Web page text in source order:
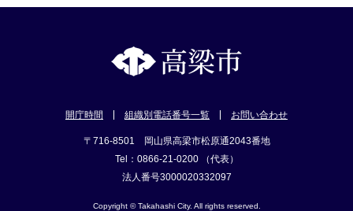
開庁時間 組織別電話番号一覧 お問い合わせ
〒716-8501 岡山県高梁市松原通2043番地
Tel：0866-21-0200 （代表）
法人番号3000020332097
Copyright © Takahashi City. All rights reserved.